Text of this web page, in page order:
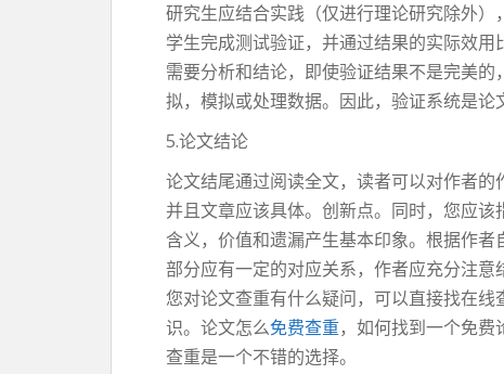
研究生应结合实践（仅进行理论研究除外
学生完成测试验证，并通过结果的实际效
需要分析和结论，即使验证结果不是完美
拟，模拟或处理数据。因此，验证系统是论
5.论文结论
论文结尾通过阅读全文，读者可以对作者的
并且文章应该具体。创新点。同时，您应该
含义，价值和遗漏产生基本印象。根据作
部分应有一定的对应关系，作者应充分注
您对论文查重有什么疑问，可以直接找在
识。论文怎么免费查重，如何找到一个免
查重是一个不错的选择。